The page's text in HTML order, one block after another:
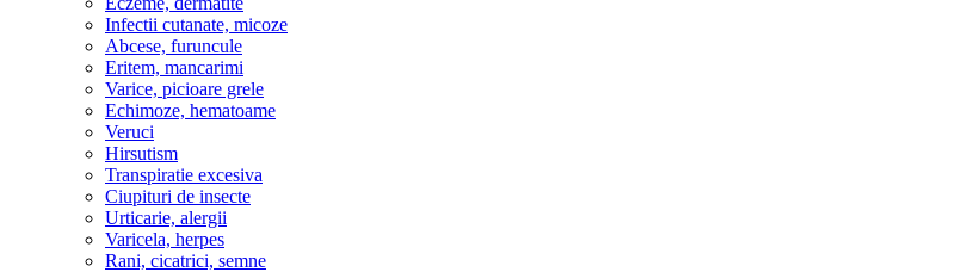
Infectii cutanate, micoze
Abcese, furuncule
Eritem, mancarimi
Varice, picioare grele
Echimoze, hematoame
Veruci
Hirsutism
Transpiratie excesiva
Ciupituri de insecte
Urticarie, alergii
Varicela, herpes
Rani, cicatrici, semne